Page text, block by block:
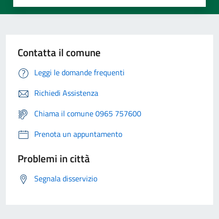
Contatta il comune
Leggi le domande frequenti
Richiedi Assistenza
Chiama il comune 0965 757600
Prenota un appuntamento
Problemi in città
Segnala disservizio